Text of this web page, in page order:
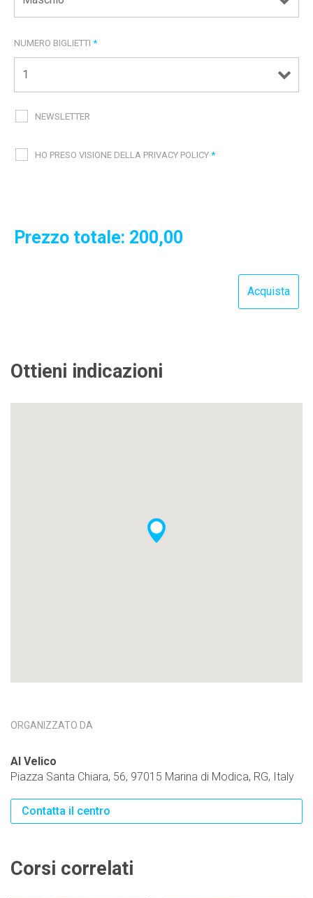
NUMERO BIGLIETTI *
NEWSLETTER
HO PRESO VISIONE DELLA PRIVACY POLICY *
Prezzo totale: 200,00
Ottieni indicazioni
ORGANIZZATO DA
Al Velico
Piazza Santa Chiara, 56, 97015 Marina di Modica, RG, Italy
Contatta il centro
Corsi correlati